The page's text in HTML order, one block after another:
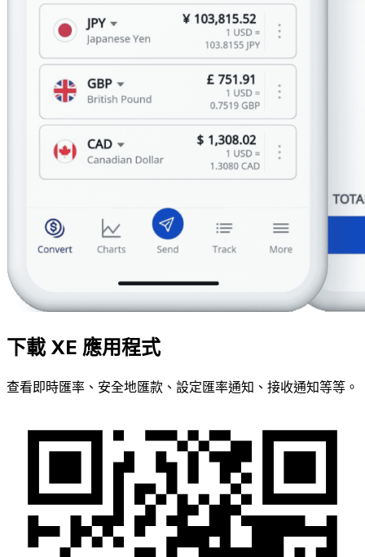
下載 XE 應用程式
查看即時匯率、安全地匯款、設定匯率通知、接收通知等等。